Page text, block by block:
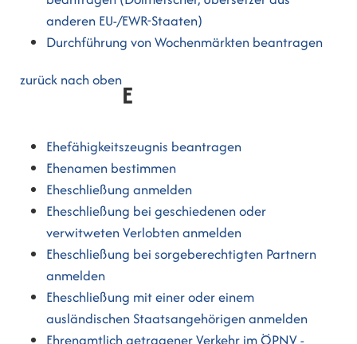
anderen EU-/EWR-Staaten)
Durchführung von Wochenmärkten beantragen
zurück nach obenE
Ehefähigkeitszeugnis beantragen
Ehenamen bestimmen
Eheschließung anmelden
Eheschließung bei geschiedenen oder
verwitweten Verlobten anmelden
Eheschließung bei sorgeberechtigten Partnern
anmelden
Eheschließung mit einer oder einem
ausländischen Staatsangehörigen anmelden